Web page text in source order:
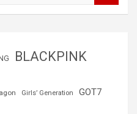
BLACKPINK
Girls’ Generation GOT7